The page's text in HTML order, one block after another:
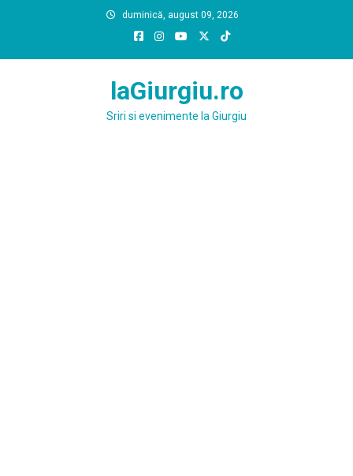
duminică, august 09, 2026
laGiurgiu.ro
Sriri si evenimente la Giurgiu